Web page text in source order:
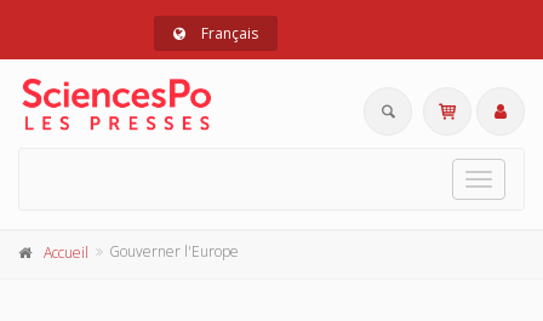
Français
Toggle
Accueil Gouverner l'Europe